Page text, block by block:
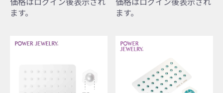
ます。
ます。